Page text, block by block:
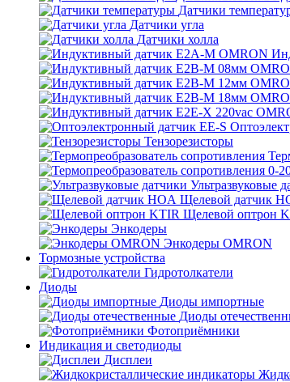
Датчики
Датчики угла
Датчики холла
Тензорезисторы
Ультразвуковые
Щелевой датчик
Щелевой оптрон
Энкодеры
Энкодеры OMRON
Тормозные устройства
Гидротолкатели
Диоды
Диоды импортные
Диоды
Фотоприёмники
Индикация и светодиоды
Дисплеи